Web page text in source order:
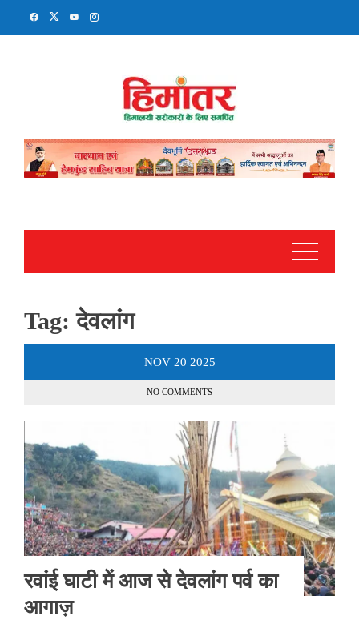
Tag:देवलांग
NOV 20 2025
NO COMMENTS
रवांई घाटी में आज से देवलांग पर्व का
आगाज़